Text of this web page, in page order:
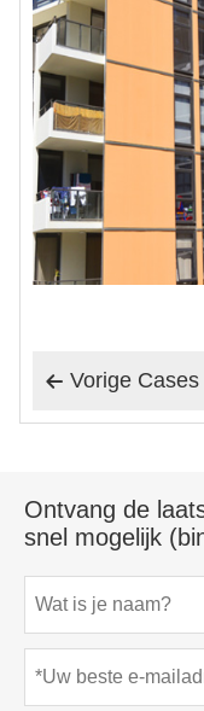
 Vorige Cases
Ontvang de
snel mogelijk